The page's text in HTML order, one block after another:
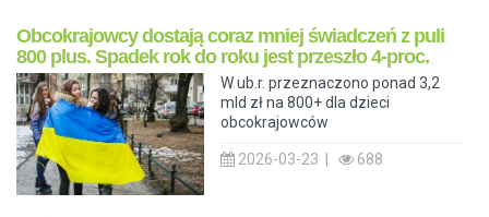
Obcokrajowcy dostają coraz mniej świadczeń z puli
800 plus. Spadek rok do roku jest przeszło 4-proc.
W ub.r. przeznaczono ponad 3,2
mld zł na 800+ dla dzieci
obcokrajowców
2026-03-23 | 688